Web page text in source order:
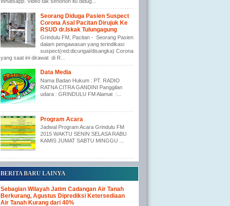
Whatsapp. Video tak senonoh itu didug...
Seorang Diduga Pasien Suspect
Corona Asal Pacitan Dirujuk Ke
RSUD dr.Iskak Tulungagung
Grindulu FM, Pacitan - Seorang Pasien
dalam pengawasan yang terindikasi
suspect(red:dicurigai/disangka) Corona
yang saat ini dirawat di R...
Data Media
Nama Badan Hukum : PT. RADIO
RATNA CITRA GANDINI Panggilan
udara : GRINDULU FM Alamat :...
Program Acara
Jadwal Program Acara Grindulu FM
2015 WAKTU SENIN SELASA RABU
KAMIS JUMAT SABTU MINGGU ...
BERITA BARU LAINYA
Sebagian Wilayah Jatim Cadangan Air Tanah
Berkurang, Agustus Diprediksi Ketersediaan
Air Tanah Kurang dari 40%